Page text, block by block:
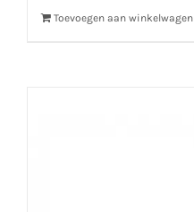
Toevoegen aan winkelwagen